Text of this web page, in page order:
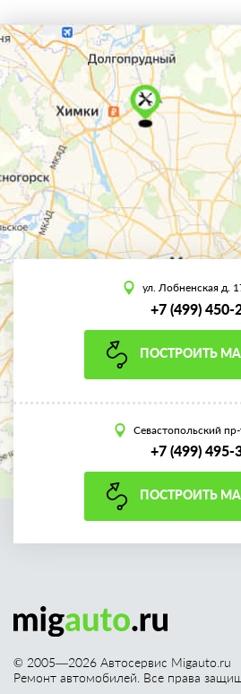
ул. Лобненская д.
+7 (499) 450-
ПОСТРОИТЬ
Севастопольский
+7 (499) 495-
ПОСТРОИТЬ
© 2005—2026 Автосервис Migauto.ru
Ремонт автомобилей. Все права